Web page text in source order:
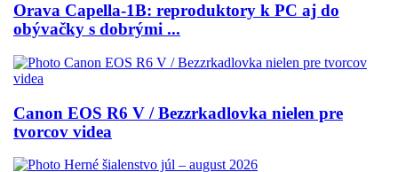
Orava Capella-1B: reproduktory k PC aj do
obývačky s dobrými ...
Canon EOS R6 V / Bezzrkadlovka nielen pre
tvorcov videa